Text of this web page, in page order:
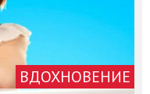
ВДОХНОВЕНИЕ